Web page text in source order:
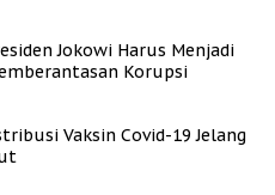
Jokowi Harus Menjadi
Korupsi
Vaksin Covid-19 Jelang